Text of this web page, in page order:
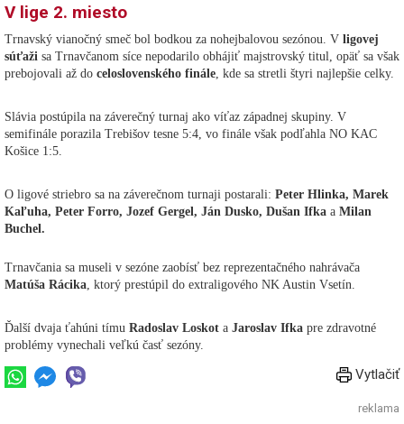
V lige 2. miesto
Trnavský vianočný smeč bol bodkou za nohejbalovou sezónou. V ligovej
súťaži sa Trnavčanom síce nepodarilo obhájiť majstrovský titul, opäť sa však
prebojovali až do celoslovenského finále , kde sa stretli štyri najlepšie celky.
Slávia postúpila na záverečný turnaj ako víťaz západnej skupiny. V
semifinále porazila Trebišov tesne 5:4, vo finále však podľahla NO KAC
Košice 1:5.
O ligové striebro sa na záverečnom turnaji postarali: Peter Hlinka, Marek
Kaľuha, Peter Forro, Jozef Gergel, Ján Dusko, Dušan Ifka a Milan
Buchel.
Trnavčania sa museli v sezóne zaobísť bez reprezentačného nahrávača
Matúša Rácika , ktorý prestúpil do extraligového NK Austin Vsetín.
Ďalší dvaja ťahúni tímu Radoslav Loskot a Jaroslav Ifka pre zdravotné
problémy vynechali veľkú časť sezóny.
Vytlačiť
reklama